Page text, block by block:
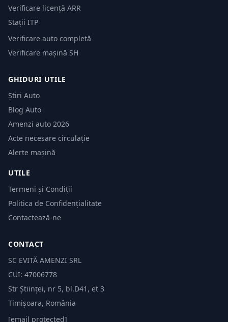
Verificare licență ARR
Stații ITP
Verificare auto completă
Verificare mașină SH
GHIDURI UTILE
Știri Auto
Blog Auto
Amenzi auto 2026
Acte necesare circulație
Alerte mașină
UTILE
Termeni și Condiții
Politica de Confidențialitate
Contactează-ne
CONTACT
SC EVITĂ AMENZI SRL
CUI: 47006778
Str Științei, nr 5, bl.D41, et 3
Timișoara, România
[email protected]